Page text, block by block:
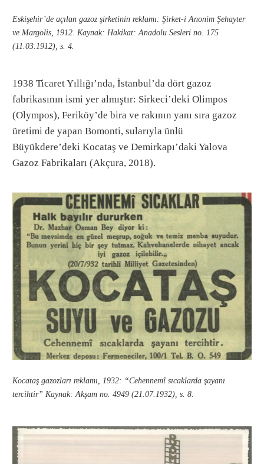
Eskişehir’de açılan gazoz şirketinin reklamı: Şirket-i Anonim Şehayter
ve Margolis, 1912. Kaynak: Hakikat: Anadolu Sesleri no. 175
(11.03.1912), s. 4.
1938 Ticaret Yıllığı’nda, İstanbul’da dört gazoz
fabrikasının ismi yer almıştır: Sirkeci’deki Olimpos
(Olympos), Feriköy’de bira ve rakının yanı sıra gazoz
üretimi de yapan Bomonti, sularıyla ünlü
Büyükdere’deki Kocataş ve Demirkapı’daki Yalova
Gazoz Fabrikaları (Akçura, 2018).
Kocataş gazozları reklamı, 1932: “Cehennemî sıcaklarda şayanı
tercihtir” Kaynak: Akşam no. 4949 (21.07.1932), s. 8.